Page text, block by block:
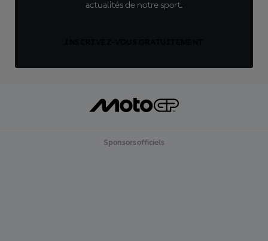
actualités de notre sport.
Sponsors officiels